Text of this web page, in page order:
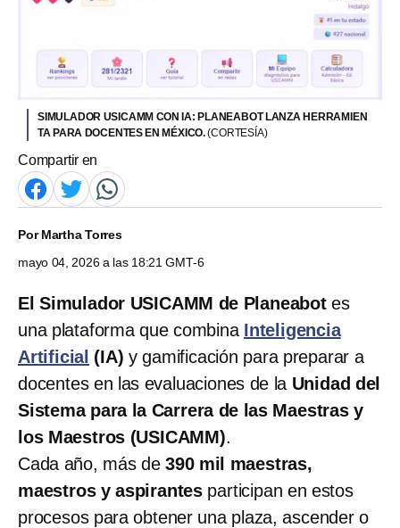
SIMULADOR USICAMM CON IA: PLANEABOT LANZA HERRAMIEN
TA PARA DOCENTES EN MÉXICO.(CORTESÍA)
Compartir en
PorMartha Torres
mayo 04, 2026 a las 18:21 GMT-6
El Simulador USICAMM de Planeabotes
una plataforma que combina Inteligencia
Artificial (IA) y gamificación para preparar a
docentes en las evaluaciones de la Unidad del
Sistema para la Carrera de las Maestras y
los Maestros (USICAMM).
Cada año, más de 390 mil maestras,
maestros y aspirantes participan en estos
procesos para obtener una plaza, ascender o